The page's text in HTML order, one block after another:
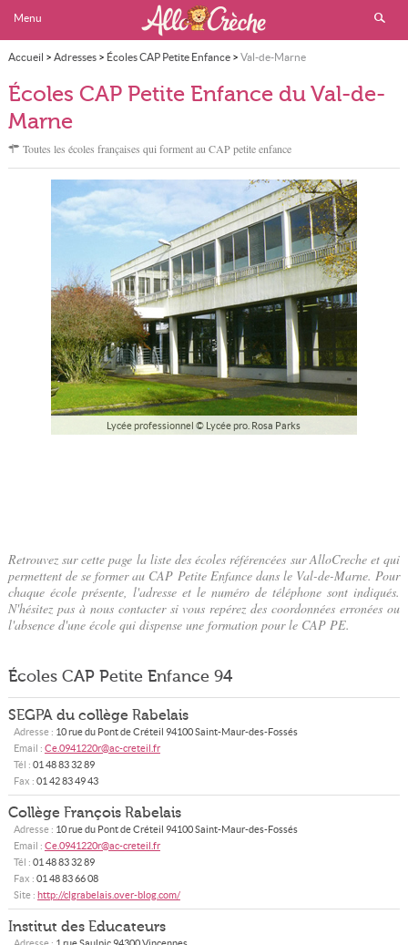
Menu
Accueil > Adresses> Écoles CAP Petite Enfance> Val-de-Marne
Écoles CAP Petite Enfance du Val-de-
Marne
Toutes les écoles françaises qui forment au CAP petite enfance
Lycée professionnel © Lycée pro. Rosa Parks
Retrouvez sur cette page la liste des écoles référencées sur AlloCreche et qui
permettent de se former au CAP Petite Enfance dans le Val-de-Marne. Pour
chaque école présente, l'adresse et le numéro de téléphone sont indiqués.
N'hésitez pas à nous contacter si vous repérez des coordonnées erronées ou
l'absence d'une école qui dispense une formation pour le CAP PE.
Écoles CAP Petite Enfance 94
SEGPA du collège Rabelais
Adresse : 10 rue du Pont de Créteil 94100Saint-Maur-des-Fossés
Email : Ce.0941220r@ac-creteil.fr
Tél : 01 48 83 32 89
Fax : 01 42 83 49 43
Collège François Rabelais
Adresse : 10 rue du Pont de Créteil 94100Saint-Maur-des-Fossés
Email : Ce.0941220r@ac-creteil.fr
Tél : 01 48 83 32 89
Fax : 01 48 83 66 08
Site : http://clgrabelais.over-blog.com/
Institut des Educateurs